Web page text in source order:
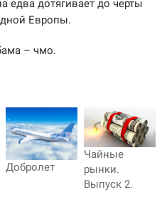
едва дотягивает до черты
Европы.
– чмо.
Добролет
Чайные
рынки.
Выпуск 2.